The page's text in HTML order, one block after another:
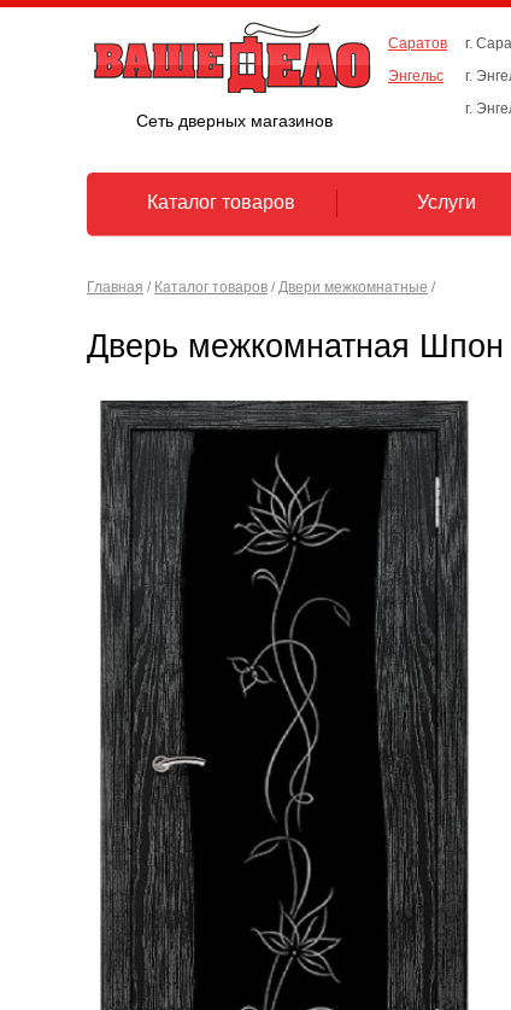
Главная / Каталог товаров / Двери межкомнатные /
Дверь межкомнатная
Сеть дверных магазинов
Саратов
Энгельс
г.
г.
г.
Каталог товаров Услуги